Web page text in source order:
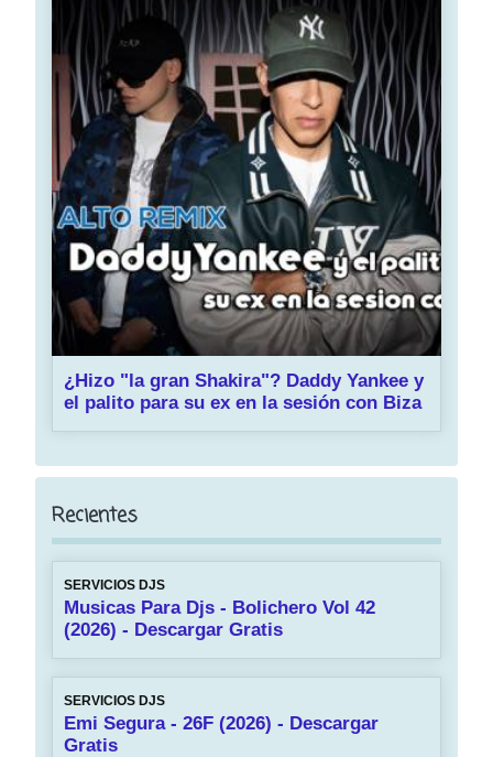
¿Hizo "la gran Shakira"? Daddy Yankee y
el palito para su ex en la sesión con Biza
Recientes
SERVICIOS DJS
Musicas Para Djs - Bolichero Vol 42
(2026) - Descargar Gratis
SERVICIOS DJS
Emi Segura - 26F (2026) - Descargar
Gratis